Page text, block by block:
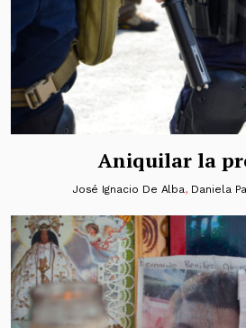
Aniquilar la
José Ignacio De Alba, Daniela